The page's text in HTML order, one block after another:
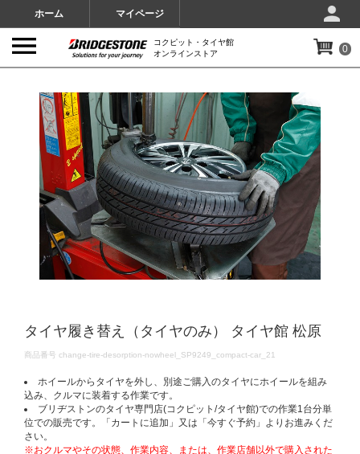
ホーム マイページ
コクピット・タイヤ館
オンラインストア
0
タイヤ履き替え（タイヤのみ） タイヤ館 松原
DETAILS
商品番号 change-tire-desorption-nowheel_SP9249_compact-car_21
ホイールからタイヤを外し、別途ご購入のタイヤにホイールを組み
込み、クルマに装着する作業です。
ブリヂストンのタイヤ専門店(コクピット/タイヤ館)での作業1台分単
位での販売です。「カートに追加」又は「今すぐ予約」よりお進みくだ
さい。
※おクルマやその状態、作業内容、または、作業店舗以外で購入された